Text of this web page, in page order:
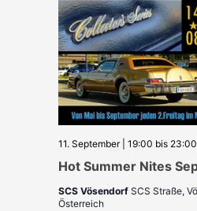
Hot Summer Nites
11. September | 19:00 bis 23:00
SCS Vösendorf SCS Straße,
Österreich